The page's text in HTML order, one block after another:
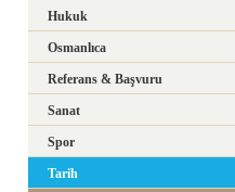
Hukuk
Osmanlıca
Referans & Başvuru
Sanat
Spor
Tarih